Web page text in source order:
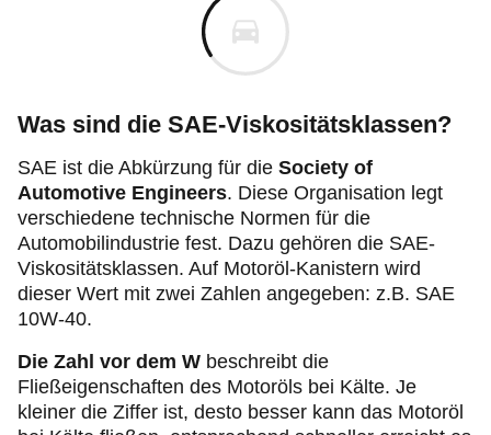
Was sind die SAE-Viskositätsklassen?
SAE ist die Abkürzung für die Society of
Automotive Engineers. Diese Organisation legt
verschiedene technische Normen für die
Automobilindustrie fest. Dazu gehören die SAE-
Viskositätsklassen. Auf Motoröl-Kanistern wird
dieser Wert mit zwei Zahlen angegeben: z.B. SAE
10W-40.
Die Zahl vor dem W beschreibt die
Fließeigenschaften des Motoröls bei Kälte. Je
kleiner die Ziffer ist, desto besser kann das Motoröl